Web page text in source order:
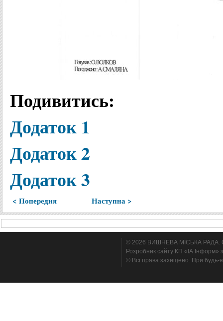
Подивитись:
Додаток 1
Додаток 2
Додаток 3
< Попередня Наступна >
© 2026 ВИШНЕВА МІСЬКА РАДА.
Розробник сайту КП «ІА Інформ»
© Всі права захищено. При будь-